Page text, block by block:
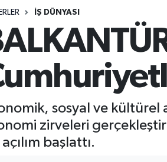
İŞ DÜNYASI
sosyal ve kültürel
zirveleri
başlattı.